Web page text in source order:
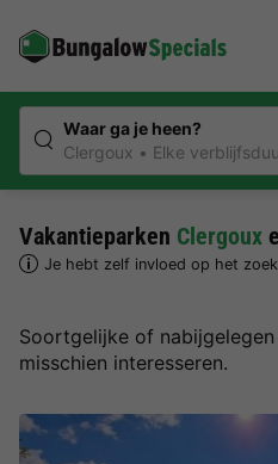
Waar ga je heen?
Clergoux
Elke
Vakantieparken Clergoux
Je hebt zelf invloed op het
Soortgelijke of
misschien interesseren.